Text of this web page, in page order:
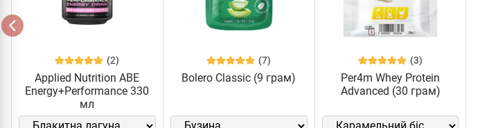
(2)
Applied Nutrition ABE
Energy+Performance 330
мл
(7)
Bolero Classic (9 грам)
(3)
Per4m Whey Protein
Advanced (30 грам)